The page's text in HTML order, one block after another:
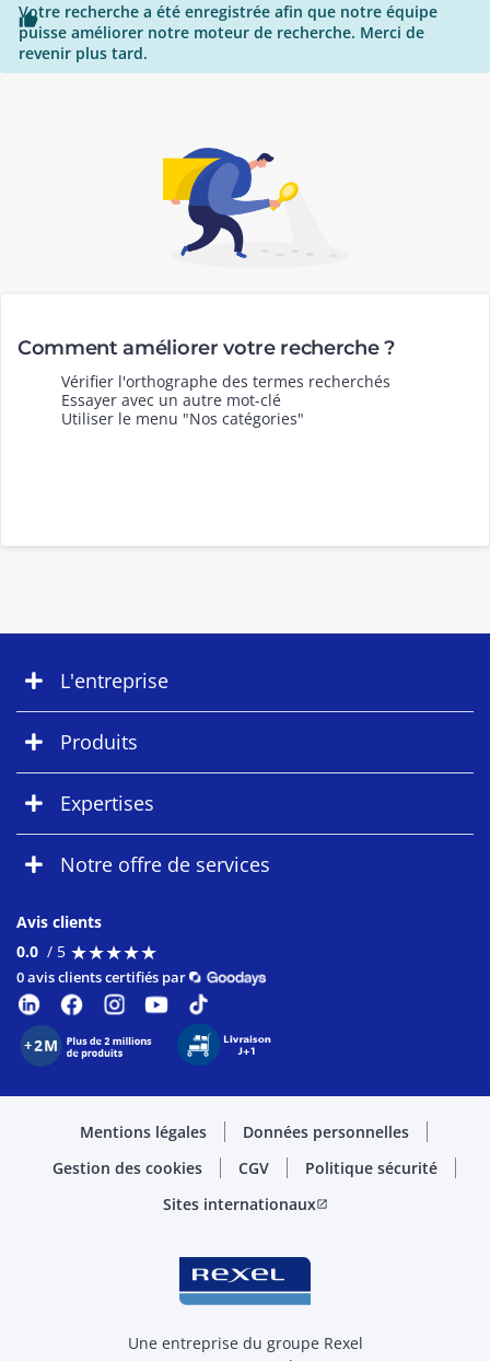

Votre recherche a été enregistrée afin que notre équipe
puisse améliorer notre moteur de recherche. Merci de
revenir plus tard.
Comment améliorer votre recherche ?
Vérifier l'orthographe des termes recherchés
Essayer avec un autre mot-clé
Utiliser le menu "Nos catégories"
L'entreprise
Produits
Expertises
Notre offre de services
Avis clients
0.0 / 5 ★★★★★
★★★★★
0 avis clients certifiés par
Mentions légales
Données personnelles
Gestion des cookies
CGV
Politique sécurité
Sites internationauxopen_in_new
Une entreprise du groupe Rexel